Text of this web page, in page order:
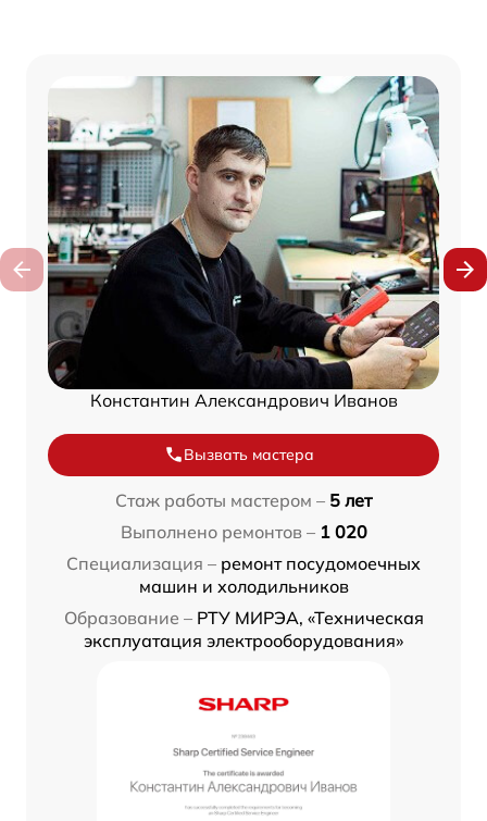
Константин Александрович Иванов
Вызвать мастера
Стаж работы мастером – 5 лет
Выполнено ремонтов – 1 020
Специализация – ремонт посудомоечных
машин и холодильников
Образование – РТУ МИРЭА, «Техническая
эксплуатация электрооборудования»